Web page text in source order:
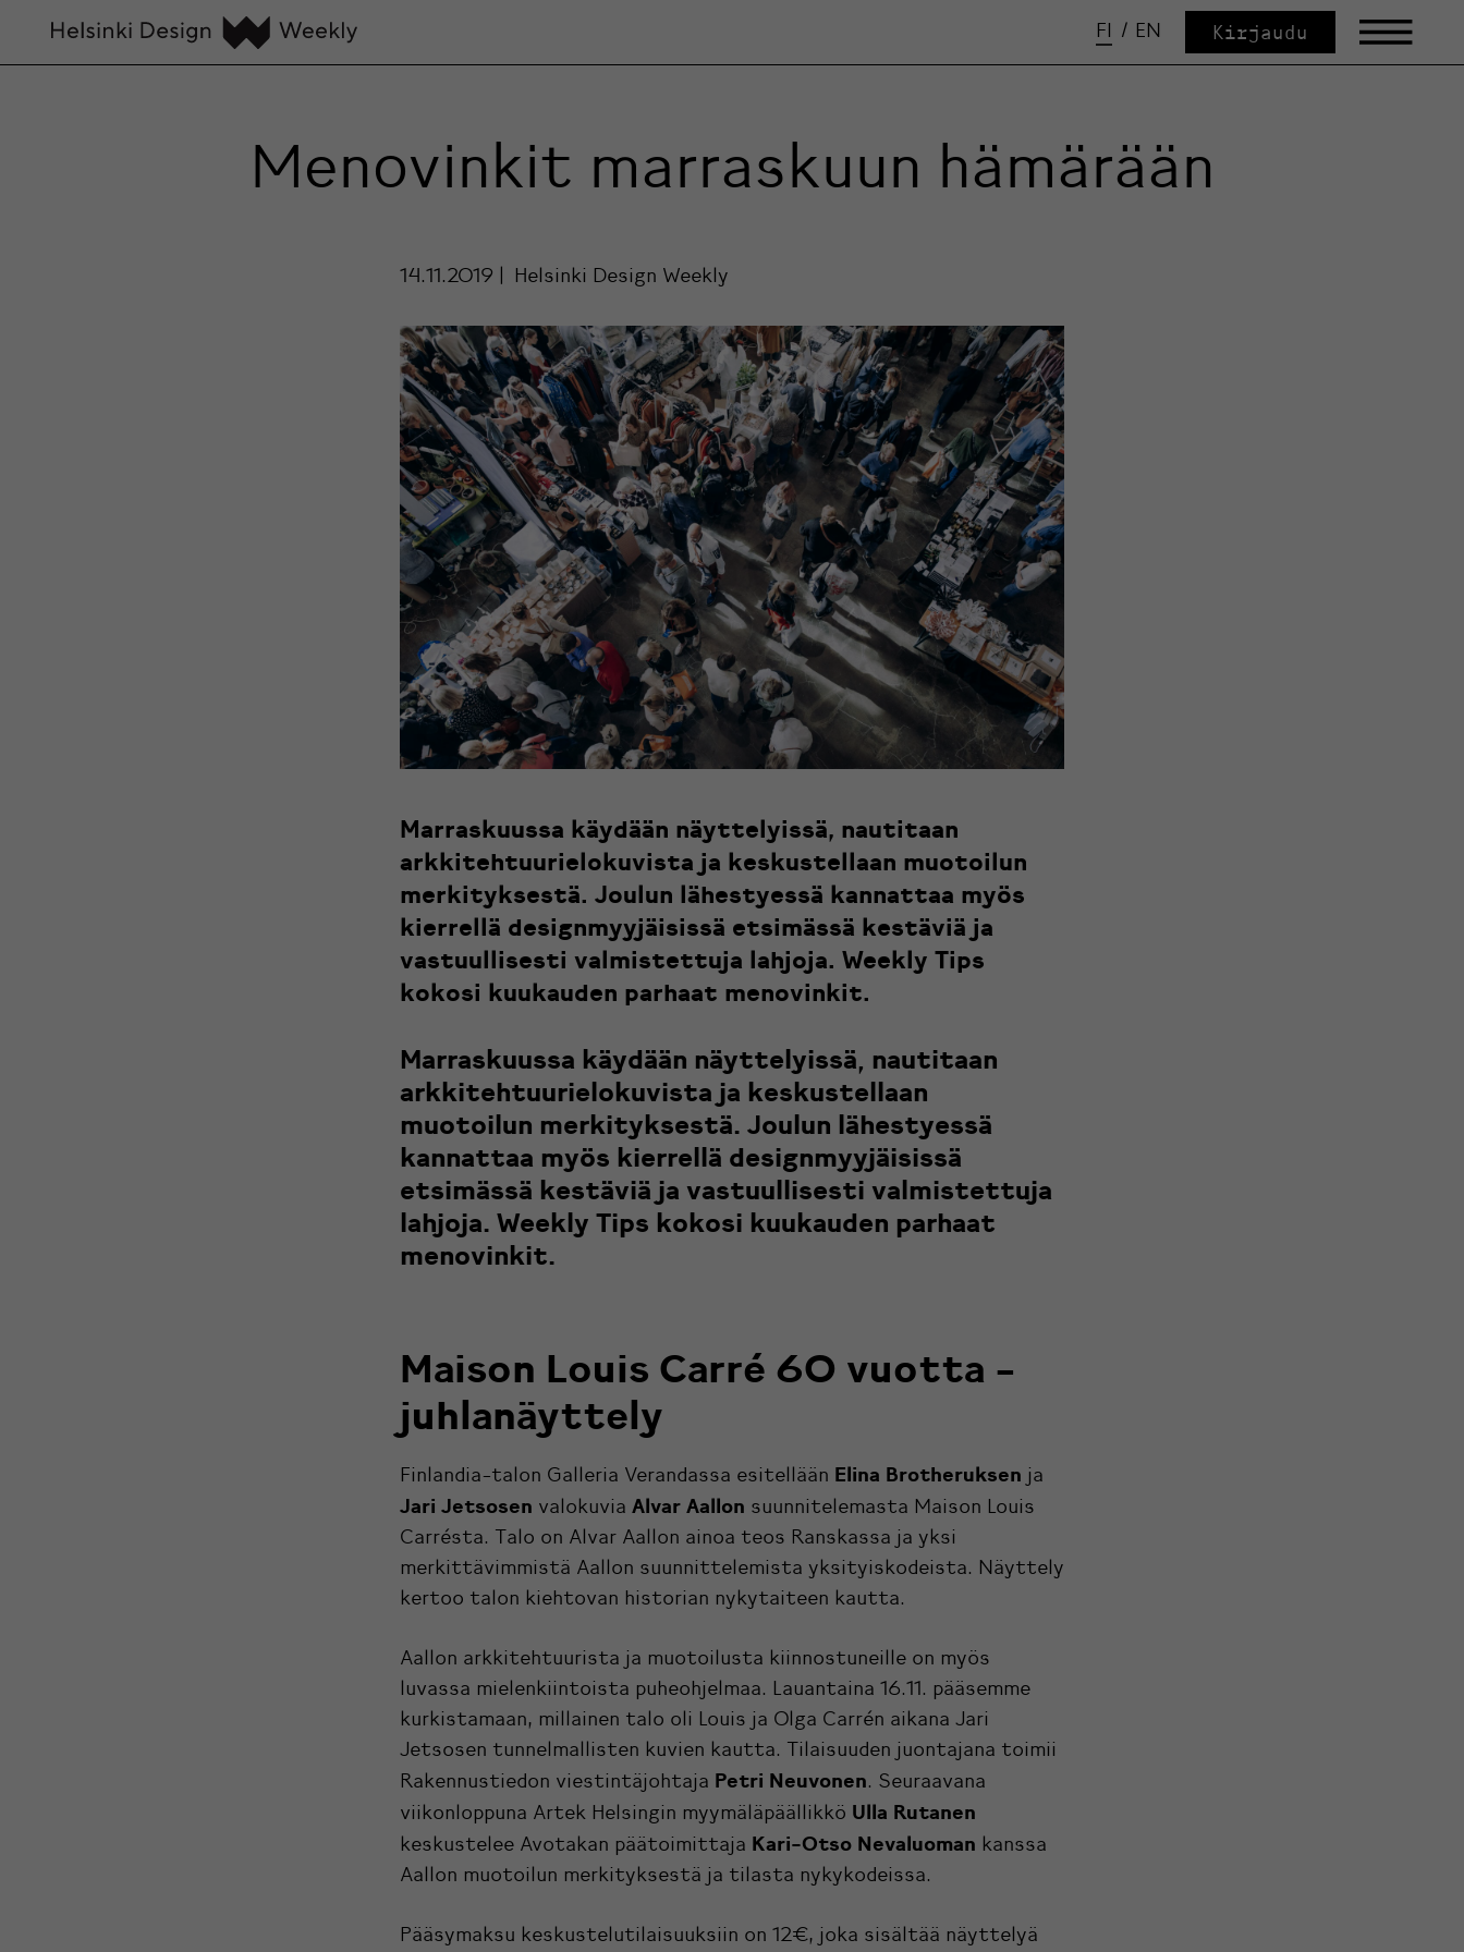
FI / EN Kirjaudu
Menovinkit marraskuun hämärään
14.11.2019 Helsinki Design Weekly
Marraskuussa käydään näyttelyissä, nautitaan
arkkitehtuurielokuvista ja keskustellaan muotoilun
merkityksestä. Joulun lähestyessä kannattaa myös
kierrellä designmyyjäisissä etsimässä kestäviä ja
vastuullisesti valmistettuja lahjoja. Weekly Tips
kokosi kuukauden parhaat menovinkit.
Marraskuussa käydään näyttelyissä, nautitaan
arkkitehtuurielokuvista ja keskustellaan
muotoilun merkityksestä. Joulun lähestyessä
kannattaa myös kierrellä designmyyjäisissä
etsimässä kestäviä ja vastuullisesti valmistettuja
lahjoja. Weekly Tips kokosi kuukauden parhaat
menovinkit.
Maison Louis Carré 60 vuotta -
juhlanäyttely
Finlandia-talon Galleria Verandassa esitellään Elina Brotheruksen ja
Jari Jetsosen valokuvia Alvar Aallon suunnitelemasta Maison Louis
Carrésta. Talo on Alvar Aallon ainoa teos Ranskassa ja yksi
merkittävimmistä Aallon suunnittelemista yksityiskodeista. Näyttely
kertoo talon kiehtovan historian nykytaiteen kautta.
Aallon arkkitehtuurista ja muotoilusta kiinnostuneille on myös
luvassa mielenkiintoista puheohjelmaa. Lauantaina 16.11. pääsemme
kurkistamaan, millainen talo oli Louis ja Olga Carrén aikana Jari
Jetsosen tunnelmallisten kuvien kautta. Tilaisuuden juontajana toimii
Rakennustiedon viestintäjohtaja Petri Neuvonen. Seuraavana
viikonloppuna Artek Helsingin myymäläpäällikkö Ulla Rutanen
keskustelee Avotakan päätoimittaja Kari-Otso Nevaluoman kanssa
Aallon muotoilun merkityksestä ja tilasta nykykodeissa.
Pääsymaksu keskustelutilaisuuksiin on 12€, joka sisältää näyttelyä